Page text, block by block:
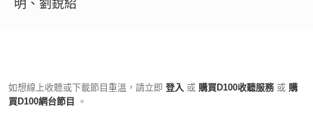
明、劉銳紹
如想線上收聽或下載節目重溫，請立即 登入 或 購買D100收聽服務 或 購
買D100網台節目
。